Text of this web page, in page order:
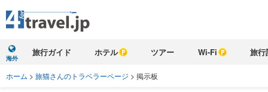
海外
旅行ガイド ホテル ツアー Wi-Fi 旅行
ホーム > 旅猫さんのトラベラーページ > 掲示板